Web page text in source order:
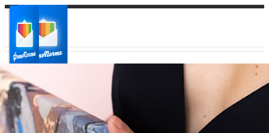
Ваш город:
Ваш регион доставки